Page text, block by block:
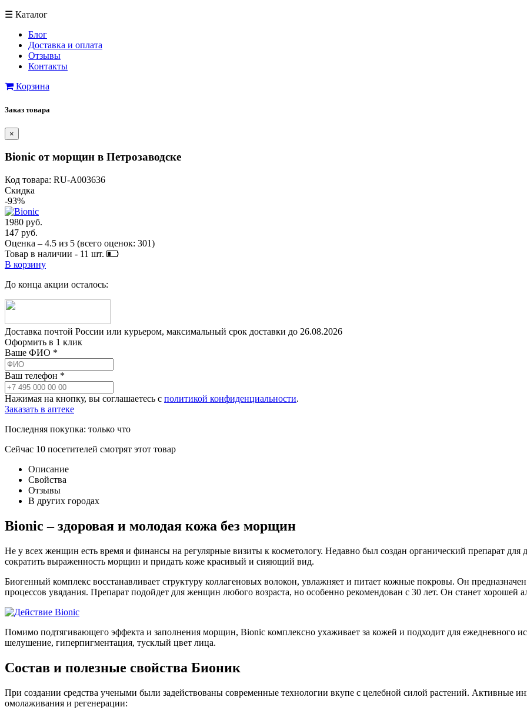
☰ Каталог
Блог
Доставка и оплата
Отзывы
Контакты
Корзина
Заказ товара
×
Bionic от морщин в Петрозаводске
Код товара: RU-A003636
Скидка
-93%
1980 руб.
147 руб.
Оценка – 4.5 из 5 (всего оценок: 301)
Товар в наличии - 11 шт.
В корзину
До конца акции осталось:
Доставка почтой России или курьером, максимальный срок доставки до 26.08.2026
Оформить в 1 клик
Ваше ФИО *
Ваш телефон *
Нажимая на кнопку, вы соглашаетесь с политикой конфиденциальности.
Заказать в аптеке
Последняя покупка: только что
Сейчас 10 посетителей смотрят этот товар
Описание
Свойства
Отзывы
В других городах
Bionic – здоровая и молодая кожа без морщин
Не у всех женщин есть время и финансы на регулярные визиты к косметологу. Недавно был создан органический препарат
сократить выраженность морщин и придать коже красивый и сияющий вид.
Биогенный комплекс восстанавливает структуру коллагеновых волокон, увлажняет и питает кожные покровы. Он
процессов увядания. Препарат подойдет для женщин любого возраста, но особенно рекомендован с 30 лет. Он станет
Помимо подтягивающего эффекта и заполнения морщин, Bionic комплексно ухаживает за кожей и подходит для ежедневного
шелушение, гиперпигментация, тусклый цвет лица.
Состав и полезные свойства Бионик
При создании средства учеными были задействованы современные технологии вкупе с целебной силой растений. Активные
омолаживания и регенерации: